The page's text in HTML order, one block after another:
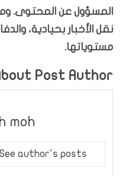
المسؤول عن المحتوى.
نقل الأخبار بحيادية،
مستوياتها.
Post Author
moh
See author's posts